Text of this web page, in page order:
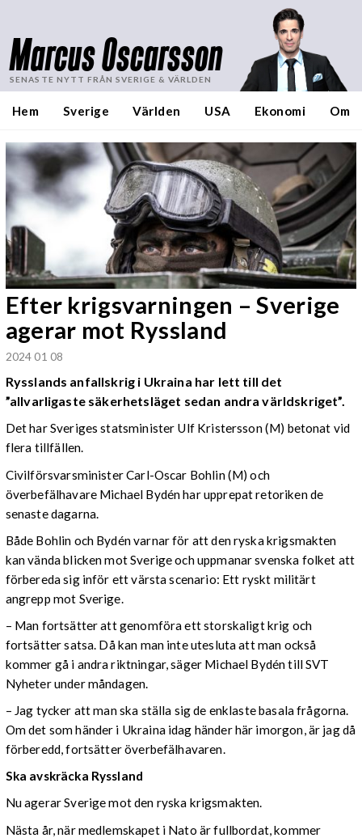
Marcus Oscarsson
SENASTE NYTT FRÅN SVERIGE & VÄRLDEN
Hem Sverige Världen USA Ekonomi Om
Efter krigsvarningen – Sverige
agerar mot Ryssland
2024 01 08
Rysslands anfallskrig i Ukraina har lett till det
”allvarligaste säkerhetsläget sedan andra världskriget”.
Det har Sveriges statsminister Ulf Kristersson (M) betonat vid
flera tillfällen.
Civilförsvarsminister Carl-Oscar Bohlin (M) och
överbefälhavare Michael Bydén har upprepat retoriken de
senaste dagarna.
Både Bohlin och Bydén varnar för att den ryska krigsmakten
kan vända blicken mot Sverige och uppmanar svenska folket att
förbereda sig inför ett värsta scenario: Ett ryskt militärt
angrepp mot Sverige.
– Man fortsätter att genomföra ett storskaligt krig och
fortsätter satsa. Då kan man inte utesluta att man också
kommer gå i andra riktningar, säger Michael Bydén till SVT
Nyheter under måndagen.
– Jag tycker att man ska ställa sig de enklaste basala frågorna.
Om det som händer i Ukraina idag händer här imorgon, är jag då
förberedd, fortsätter överbefälhavaren.
Ska avskräcka Ryssland
Nu agerar Sverige mot den ryska krigsmakten.
Nästa år, när medlemskapet i Nato är fullbordat, kommer